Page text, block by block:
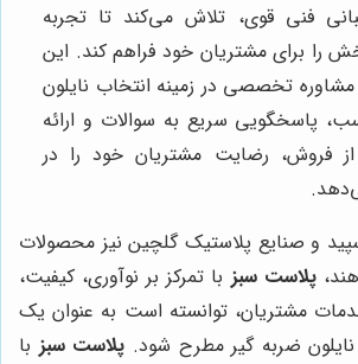
فنی قوی، تلاش می‌کند تا تجربه
را برای مشتریان خود فراهم کند. این
مشاوره تخصصی در زمینه انتخاب نایلون
پاسخگویی سریع به سوالات و ارائه
فروش، رضایت مشتریان خود را در
و صنایع پلاستیک گلچین نیز محصولات
پلاست سبز با تمرکز بر نوآوری، کیفیت،
مشتریان، توانسته است به عنوان یک
نایلون ضربه گیر مطرح شود. پلاست سبز با